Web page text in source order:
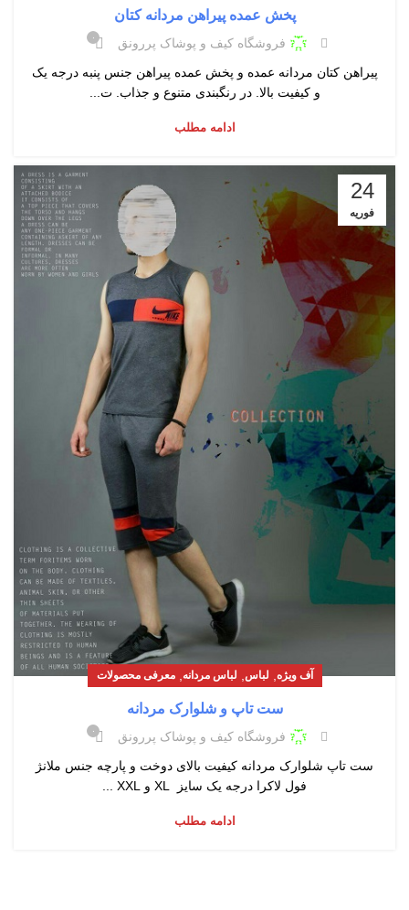
پخش عمده پیراهن مردانه کتان
فروشگاه کیف و پوشاک پررونق ۰
پیراهن کتان مردانه عمده و پخش عمده پیراهن جنس پنبه درجه یک
و کیفیت بالا. در رنگبندی متنوع و جذاب. ت...
ادامه مطلب
24
فوریه
آف ویژه لباس لباس مردانه ,معرفی محصولات
ست تاپ و شلوارک مردانه
فروشگاه کیف و پوشاک پررونق ۰
ست تاپ شلوارک مردانه کیفیت بالای دوخت و پارچه جنس ملانژ
فول لاکرا درجه یک سایز XL و XXL ...
ادامه مطلب